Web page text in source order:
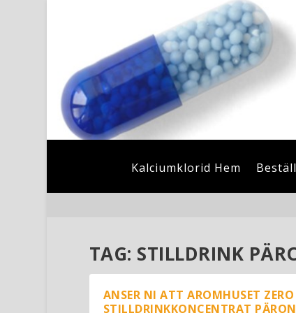
Kalciumklorid Hem
TAG: STILLDRINK
ANSER NI ATT AROMHUSET ZERO
STILLDRINKKONCENTRAT PÄRON